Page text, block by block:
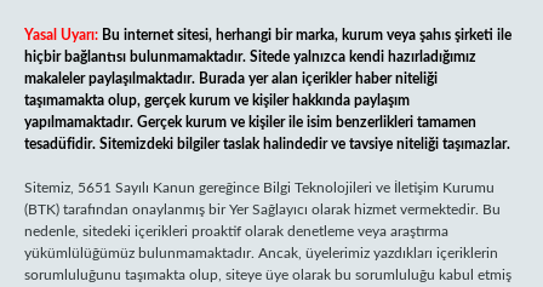
Yasal Uyarı: Bu internet sitesi, herhangi bir marka, kurum veya şahıs şirketi ile
hiçbir bağlantısı bulunmamaktadır. Sitede yalnızca kendi hazırladığımız
makaleler paylaşılmaktadır. Burada yer alan içerikler haber niteliği
taşımamakta olup, gerçek kurum ve kişiler hakkında paylaşım
yapılmamaktadır. Gerçek kurum ve kişiler ile isim benzerlikleri tamamen
tesadüfidir. Sitemizdeki bilgiler taslak halindedir ve tavsiye niteliği taşımazlar.
Sitemiz, 5651 Sayılı Kanun gereğince Bilgi Teknolojileri ve İletişim Kurumu
(BTK) tarafından onaylanmış bir Yer Sağlayıcı olarak hizmet vermektedir. Bu
nedenle, sitedeki içerikleri proaktif olarak denetleme veya araştırma
yükümlülüğümüz bulunmamaktadır. Ancak, üyelerimiz yazdıkları içeriklerin
sorumluluğunu taşımakta olup, siteye üye olarak bu sorumluluğu kabul etmiş